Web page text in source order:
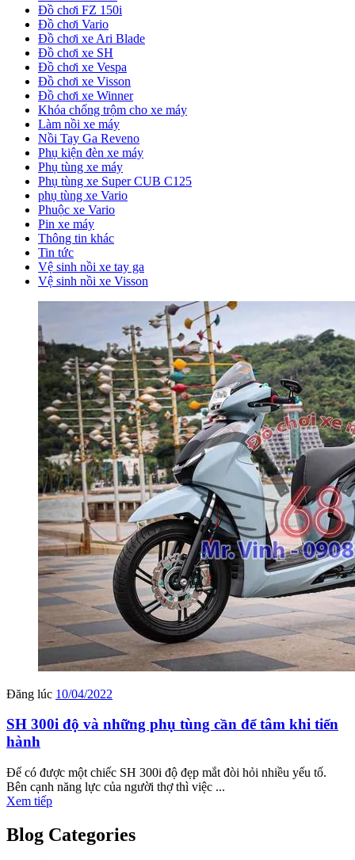
Đồ chơi FZ 150i
Đồ chơi Vario
Đồ chơi xe Ari Blade
Đồ chơi xe SH
Đồ chơi xe Vespa
Đồ chơi xe Visson
Đồ chơi xe Winner
Khóa chống trộm cho xe máy
Làm nồi xe máy
Nồi Tay Ga Reveno
Phụ kiện đèn xe máy
Phụ tùng xe máy
Phụ tùng xe Super CUB C125
phụ tùng xe Vario
Phuộc xe Vario
Pin xe máy
Thông tin khác
Tin tức
Vệ sinh nồi xe tay ga
Vệ sinh nồi xe Visson
Đăng lúc 10/04/2022
SH 300i độ và những phụ tùng cần để tâm khi tiến
hành
Để có được một chiếc SH 300i độ đẹp mắt đòi hỏi nhiều yếu tố.
Bên cạnh năng lực của người thợ thì việc ...
Xem tiếp
Blog Categories